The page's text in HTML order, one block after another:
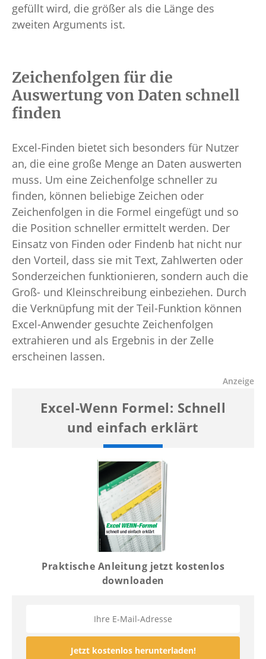
gefüllt wird, die größer als die Länge des
zweiten Arguments ist.
Zeichenfolgen für die
Auswertung von Daten schnell
finden
Excel-Finden bietet sich besonders für Nutzer
an, die eine große Menge an Daten auswerten
muss. Um eine Zeichenfolge schneller zu
finden, können beliebige Zeichen oder
Zeichenfolgen in die Formel eingefügt und so
die Position schneller ermittelt werden. Der
Einsatz von Finden oder Findenb hat nicht nur
den Vorteil, dass sie mit Text, Zahlwerten oder
Sonderzeichen funktionieren, sondern auch die
Groß- und Kleinschreibung einbeziehen. Durch
die Verknüpfung mit der Teil-Funktion können
Excel-Anwender gesuchte Zeichenfolgen
extrahieren und als Ergebnis in der Zelle
erscheinen lassen.